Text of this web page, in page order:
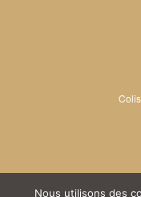
Nous utilisons des